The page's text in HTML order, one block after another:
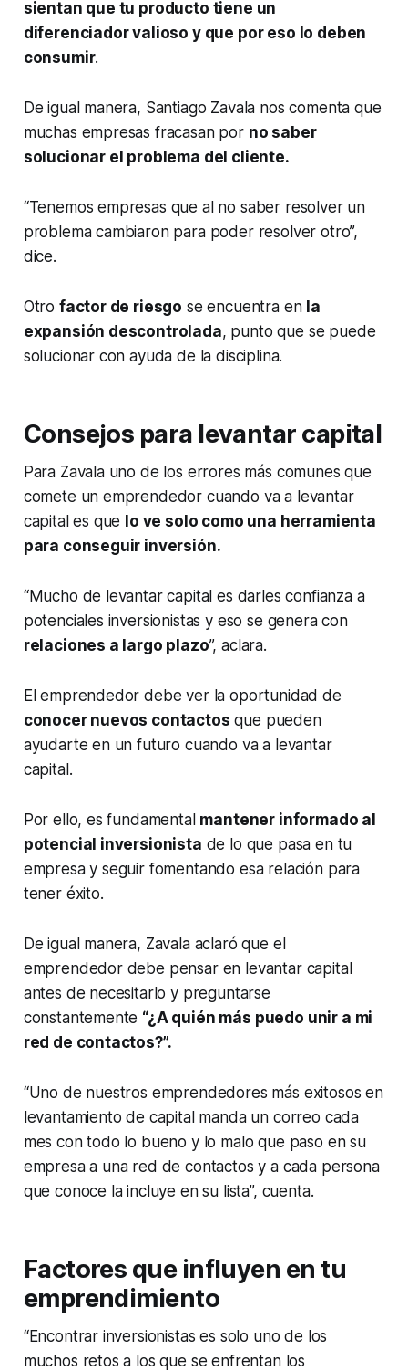
sientan que tu producto tiene un
diferenciador valioso y que por eso lo deben
consumir.
De igual manera, Santiago Zavala nos comenta que
muchas empresas fracasan por no saber
solucionar el problema del cliente.
“Tenemos empresas que al no saber resolver un
problema cambiaron para poder resolver otro”,
dice.
Otro factor de riesgo se encuentra en la
expansión descontrolada, punto que se puede
solucionar con ayuda de la disciplina.
Consejos para levantar capital
Para Zavala uno de los errores más comunes que
comete un emprendedor cuando va a levantar
capital es que lo ve solo como una herramienta
para conseguir inversión.
“Mucho de levantar capital es darles confianza a
potenciales inversionistas y eso se genera con
relaciones a largo plazo”, aclara.
El emprendedor debe ver la oportunidad de
conocer nuevos contactos que pueden
ayudarte en un futuro cuando va a levantar
capital.
Por ello, es fundamental mantener informado al
potencial inversionista de lo que pasa en tu
empresa y seguir fomentando esa relación para
tener éxito.
De igual manera, Zavala aclaró que el
emprendedor debe pensar en levantar capital
antes de necesitarlo y preguntarse
constantemente “¿A quién más puedo unir a mi
red de contactos?”.
“Uno de nuestros emprendedores más exitosos en
levantamiento de capital manda un correo cada
mes con todo lo bueno y lo malo que paso en su
empresa a una red de contactos y a cada persona
que conoce la incluye en su lista”, cuenta.
Factores que influyen en tu
emprendimiento
“Encontrar inversionistas es solo uno de los
muchos retos a los que se enfrentan los